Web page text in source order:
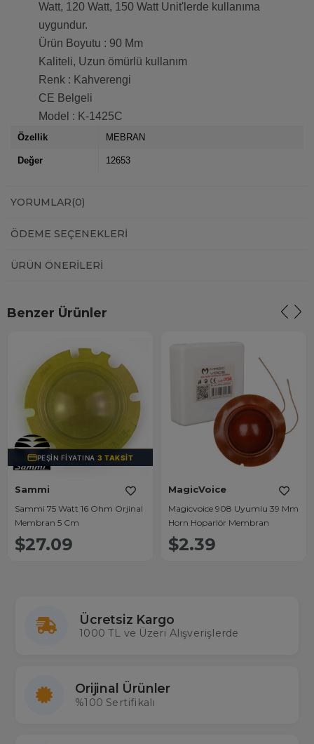
Watt, 120 Watt, 150 Watt Unit'lerde kullanıma
uygundur.
Ürün Boyutu : 90 Mm
Kaliteli, Uzun ömürlü kullanım
Renk : Kahverengi
CE Belgeli
Model : K-1425C
Özellik MEBRAN
Değer 12653
YORUMLAR(0)
ÖDEME SEÇENEKLERI
ÜRÜN ÖNERILERI
Benzer Ürünler
PEŞIN FIYATINA3 TAKSIT
Sammi
Sammi 75 Watt 16 Ohm Orjinal
Membran 5 Cm
$27.09
MagicVoice
Magicvoice 908 Uyumlu 39 Mm
Horn Hoparlör Membran
$2.39
Ücretsiz Kargo
1000 TL ve Üzeri Alışverişlerde
Orijinal Ürünler
%100 Sertifikalı